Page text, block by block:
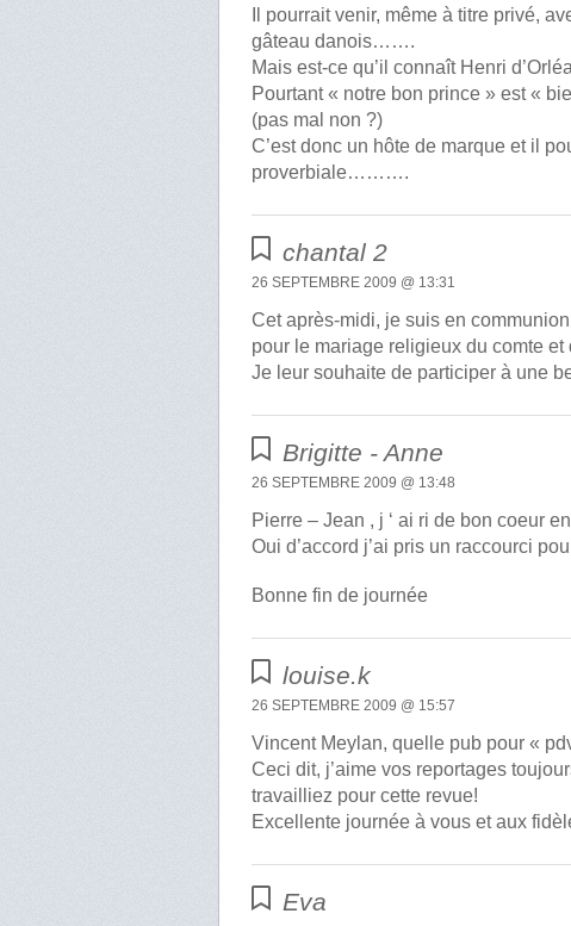
Il pourrait venir, même à titre privé,
gâteau danois…….
Mais est-ce qu’il connaît Henri
Pourtant « notre bon prince » est «
(pas mal non ?)
C’est donc un hôte de marque et il
proverbiale……….
chantal 2
26 SEPTEMBRE 2009 @ 13:31
Cet après-midi, je suis en
pour le mariage religieux du comte
Je leur souhaite de participer à une
Brigitte - Anne
26 SEPTEMBRE 2009 @ 13:48
Pierre – Jean , j ‘ ai ri de bon coeur
Oui d’accord j’ai pris un raccourci
Bonne fin de journée
louise.k
26 SEPTEMBRE 2009 @ 15:57
Vincent Meylan, quelle pub pour «
Ceci dit, j’aime vos reportages
travailliez pour cette revue!
Excellente journée à vous et aux
Eva